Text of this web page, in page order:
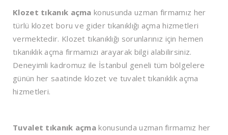
Klozet tıkanık açma konusunda uzman firmamız her
türlü klozet boru ve gider tıkanıklığı açma hizmetleri
vermektedir. Klozet tıkanıklığı sorunlarınız için hemen
tıkanıklık açma firmamızı arayarak bilgi alabilirsiniz.
Deneyimli kadromuz ile İstanbul geneli tüm bölgelere
günün her saatinde klozet ve tuvalet tıkanıklık açma
hizmetleri.
Tuvalet tıkanık açma konusunda uzman firmamız her